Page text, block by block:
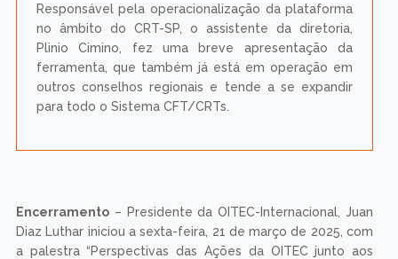
Responsável pela operacionalização da plataforma
no âmbito do CRT-SP, o assistente da diretoria,
Plinio Cimino, fez uma breve apresentação da
ferramenta, que também já está em operação em
outros conselhos regionais e tende a se expandir
para todo o Sistema CFT/CRTs.
Encerramento– Presidente da OITEC-Internacional, Juan
Diaz Luthar iniciou a sexta-feira, 21 de março de 2025, com
a palestra “Perspectivas das Ações da OITEC junto aos